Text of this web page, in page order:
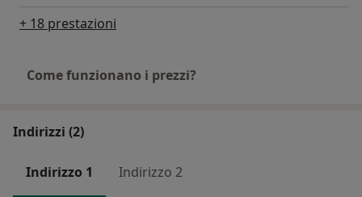
+ 18 prestazioni
Come funzionano i prezzi?
Indirizzi (2)
Indirizzo 1 Indirizzo 2